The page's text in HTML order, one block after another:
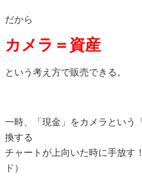
だから
カメラ＝資産
という考え方で販売できる。
一時、「現金」をカメラという
換する
チャートが上向いた時に手放す
ド）